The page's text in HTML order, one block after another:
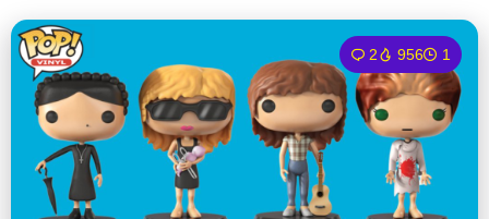
2 956 1